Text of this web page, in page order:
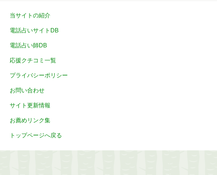
当サイトの紹介
電話占いサイトDB
電話占い師DB
応援クチコミ一覧
プライバシーポリシー
お問い合わせ
サイト更新情報
お薦めリンク集
トップページへ戻る